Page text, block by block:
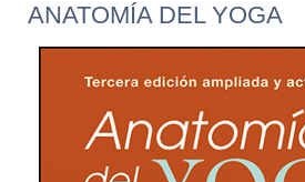
ANATOMÍA DEL YOGA